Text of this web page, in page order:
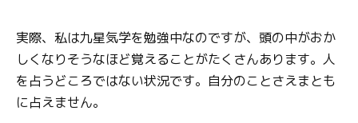
実際、私は九星気学を勉強中なのですが、頭の中がおか
しくなりそうなほど覚えることがたくさんあります。人
を占うどころではない状況です。自分のことさえまとも
に占えません。